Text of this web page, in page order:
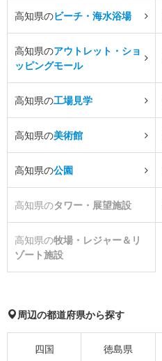
高知県のビーチ・海水浴場
高知県のアウトレット・ショ
ッピングモール
高知県の工場見学
高知県の美術館
高知県の公園
高知県のタワー・展望施設
高知県の牧場・レジャー＆リ
ゾート施設
周辺の都道府県から探す
四国 徳島県